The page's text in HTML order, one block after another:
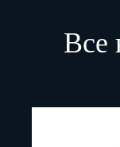
Все